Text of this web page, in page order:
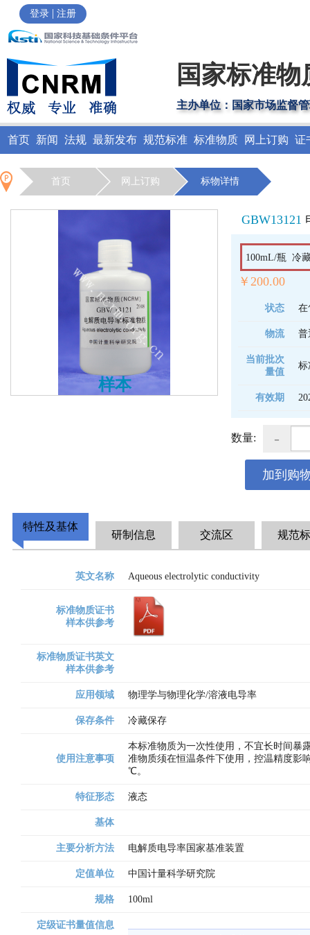
登录 | 注册
国家标准
主办单位：国家市场监督
首页 新闻 法规 最新发布 规范标准 标准物质 网上订购 证
首页 网上订购 标物详情
样本
GBW13121
100mL/瓶 冷
￥200.00
状态 在
物流 普
当前批次
量值
标
有效期
数量: -
加到购
特性及基体
研制信息 交流区 规范
英文名称 Aqueous electrolytic conductivity
标准物质证书
样本供参考
标准物质证书英文
样本供参考
应用领域 物理学与物理化学/溶液电导率
保存条件 冷藏保存
使用注意事项
本标准物质为一次性使用，不宜长时间暴
准物质须在恒温条件下使用，控温精度
℃。
特征形态 液态
基体
主要分析方法 电解质电导率国家基准装置
定值单位 中国计量科学研究院
规格 100ml
定级证书量值信息